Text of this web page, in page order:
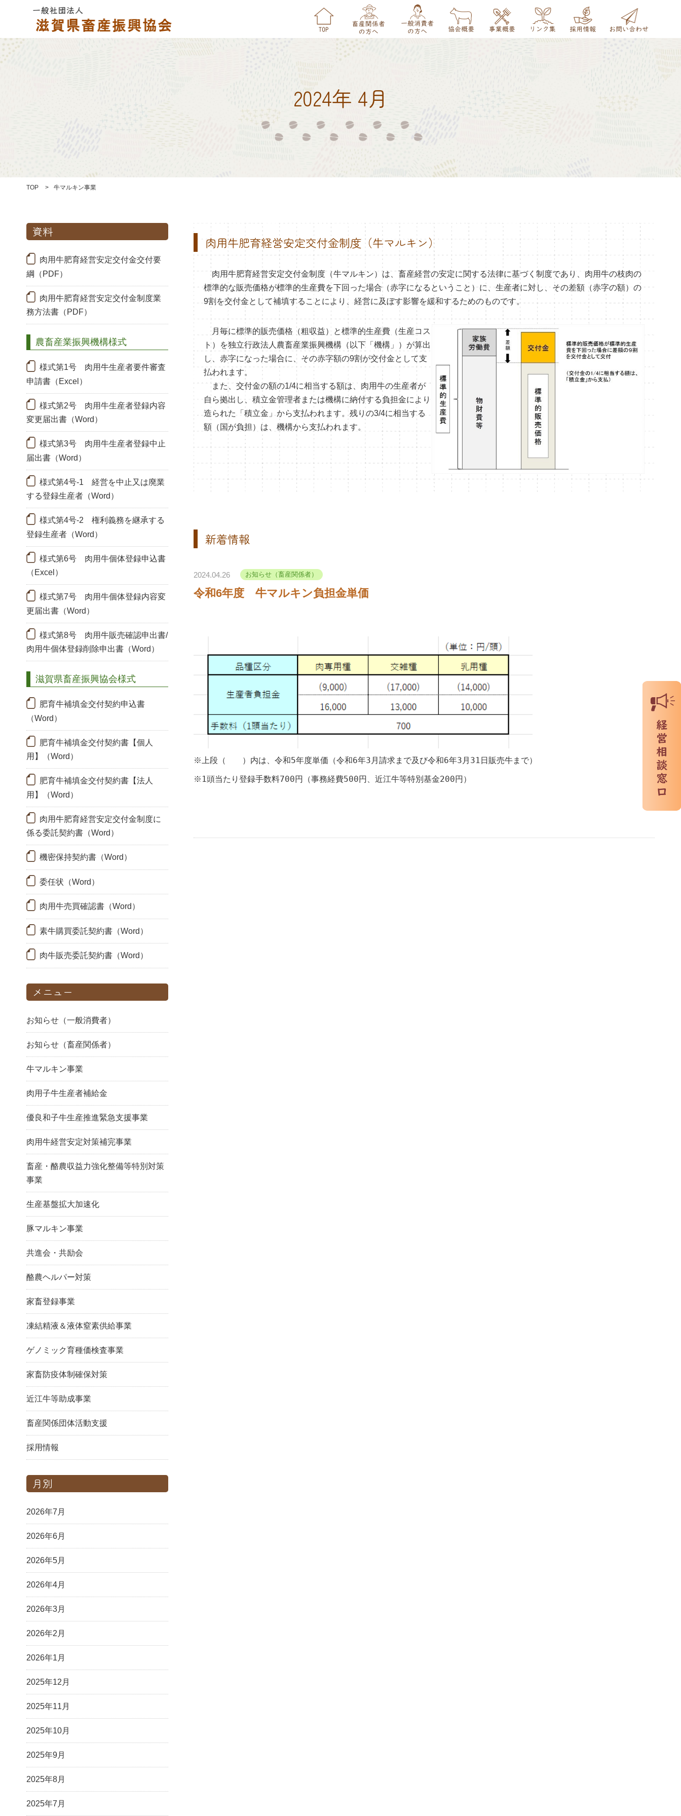
2024年 4月
TOP > 牛マルキン事業
資料
肉用牛肥育経営安定交付金交付要
綱（PDF）
肉用牛肥育経営安定交付金制度業
務方法書（PDF）
農畜産業振興機構様式
様式第1号 肉用牛生産者要件審査
申請書（Excel）
様式第2号 肉用牛生産者登録内容
変更届出書（Word）
様式第3号 肉用牛生産者登録中止
届出書（Word）
様式第4号-1 経営を中止又は廃業
する登録生産者（Word）
様式第4号-2 権利義務を継承する
登録生産者（Word）
様式第6号 肉用牛個体登録申込書
（Excel）
様式第7号 肉用牛個体登録内容変
更届出書（Word）
様式第8号 肉用牛販売確認申出書/
肉用牛個体登録削除申出書（Word）
滋賀県畜産振興協会様式
肥育牛補填金交付契約申込書
（Word）
肥育牛補填金交付契約書【個人
用】（Word）
肥育牛補填金交付契約書【法人
用】（Word）
肉用牛肥育経営安定交付金制度に
係る委託契約書（Word）
機密保持契約書（Word）
委任状（Word）
肉用牛売買確認書（Word）
素牛購買委託契約書（Word）
肉牛販売委託契約書（Word）
メニュー
お知らせ（一般消費者）
お知らせ（畜産関係者）
牛マルキン事業
肉用子牛生産者補給金
優良和子牛生産推進緊急支援事業
肉用牛経営安定対策補完事業
畜産・酪農収益力強化整備等特別対策
事業
生産基盤拡大加速化
豚マルキン事業
共進会・共励会
酪農ヘルパー対策
家畜登録事業
凍結精液＆液体窒素供給事業
ゲノミック育種価検査事業
家畜防疫体制確保対策
近江牛等助成事業
畜産関係団体活動支援
採用情報
月別
2026年7月
2026年6月
2026年5月
2026年4月
2026年3月
2026年2月
2026年1月
2025年12月
2025年11月
2025年10月
2025年9月
2025年8月
2025年7月
肉用牛肥育経営安定交付金制度（牛マルキン）
肉用牛肥育経営安定交付金制度（牛マルキン）は、畜産経営の安定に関する法律に基づく制度であり、肉用牛の枝肉の
標準的な販売価格が標準的生産費を下回った場合（赤字になるということ）に、生産者に対し、その差額（赤字の額）の
9割を交付金として補填することにより、経営に及ぼす影響を緩和するためのものです。
月毎に標準的販売価格（粗収益）と標準的生産費（生産コス
ト）を独立行政法人農畜産業振興機構（以下「機構」）が算出
し、赤字になった場合に、その赤字額の9割が交付金として支
払われます。
また、交付金の額の1/4に相当する額は、肉用牛の生産者が
自ら拠出し、積立金管理者または機構に納付する負担金により
造られた「積立金」から支払われます。残りの3/4に相当する
額（国が負担）は、機構から支払われます。
新着情報
2024.04.26 お知らせ（畜産関係者）
令和6年度 牛マルキン負担金単価
※上段（ ）内は、令和5年度単価（令和6年3月請求まで及び令和6年3月31日販売牛まで）
※1頭当たり登録手数料700円（事務経費500円、近江牛等特別基金200円）